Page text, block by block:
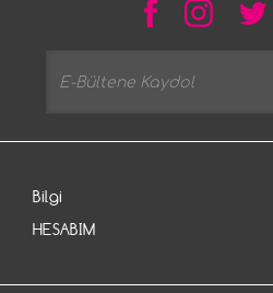
Bilgi
HESABIM